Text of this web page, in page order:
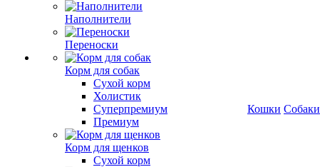
Наполнители
Переноски
Корм для собак
Сухой корм
Холистик
Суперпремиум
Премиум
Корм для щенков
Сухой корм
Кошки Собаки